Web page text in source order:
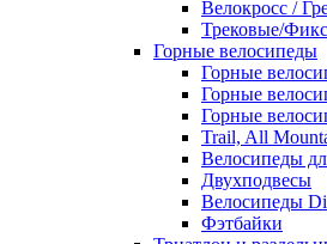
Велокросс /
Трековые/
Горные велосипеды
Горные
Горные
Горные
Trail, All
Велосипеды
Двухподвесы
Велосипеды
Фэтбайки